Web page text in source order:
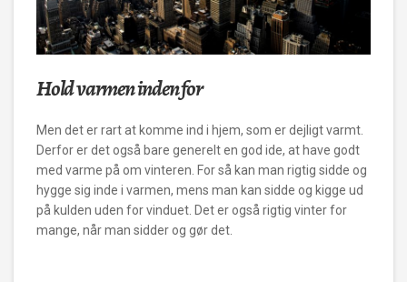
Hold varmen inden for
Men det er rart at komme ind i hjem, som er dejligt varmt.
Derfor er det også bare generelt en god ide, at have godt
med varme på om vinteren. For så kan man rigtig sidde og
hygge sig inde i varmen, mens man kan sidde og kigge ud
på kulden uden for vinduet. Det er også rigtig vinter for
mange, når man sidder og gør det.